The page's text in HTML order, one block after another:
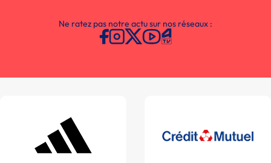
Ne ratez pas notre actu sur nos réseaux :